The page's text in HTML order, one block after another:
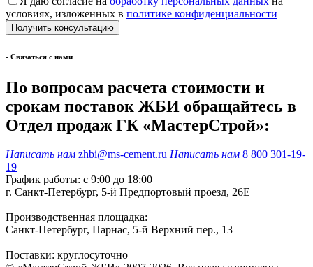
условиях, изложенных в политике конфиденциальности
- Cвязаться с нами
По вопросам расчета стоимости и
срокам поставок ЖБИ обращайтесь в
Отдел продаж ГК «МастерСтрой»:
Написать нам zhbi@ms-cement.ru Написать нам 8 800 301-19-
19
График работы: с 9:00 до 18:00
г. Санкт-Петербург, 5-й Предпортовый проезд, 26Е
Производственная площадка:
Санкт-Петербург, Парнас, 5-й Верхний пер., 13
Поставки: круглосуточно